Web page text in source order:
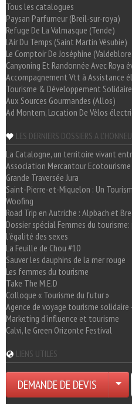
Tous les catalogues
Paysan Parfumeur (Breil-sur-roya)
Refuge De La Valmasque (Tende)
L'Air Du Temps (Saint Martin Vésubie)
Le Comptoir De Joséphine
Canyoning Et Randonnée Avec Roya
Accompagnement Vtt à Assistance
Tourisme & Développement
Aux Sources Gourmandes (Allos)
Ad Montem, Location De Vélos
LES DERNIERS DOSSIERS A
La Catalogne, un territoire vivant
Association Mercantour Ecotourisme
Grande Traversée Jura
Saint-Pierre-et-Miquelon : Un
Woofing
Road Trip en Autriche : Alpbach et
Dossier spécial Femmes du
l'égalité des sexes
La Feuille de Chou #10
Sauver les dauphins de la mer rouge
Les femmes du tourisme
Take The M.E.D
Colloque « Tourisme du futur »
Agence de voyage tourisme solidaire
Marketing d'influence et tourisme
Calvi, le Green Orizonte Festival
LIENS UTILES
DEMANDE DE DEVIS